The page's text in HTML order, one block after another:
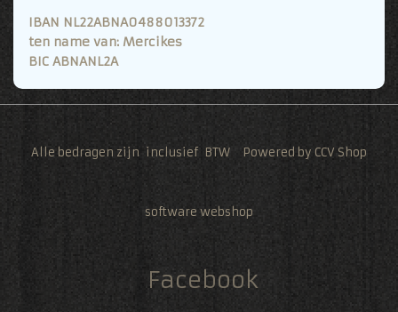
IBAN NL22ABNA0488013372
ten name van: Mercikes
BIC ABNANL2A
Alle bedragen zijn inclusief BTW Powered by CCV Shop
software webshop
Facebook